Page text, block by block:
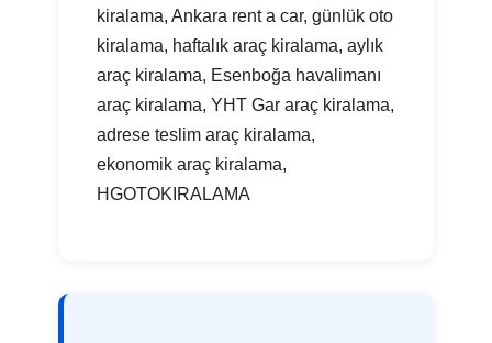
kiralama, Ankara rent a car, günlük oto
kiralama, haftalık araç kiralama, aylık
araç kiralama, Esenboğa havalimanı
araç kiralama, YHT Gar araç kiralama,
adrese teslim araç kiralama,
ekonomik araç kiralama,
HGOTOKIRALAMA